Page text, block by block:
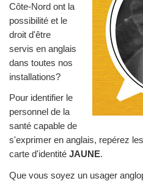
Côte-Nord ont la
possibilité et le
droit d'être
servis en anglais
dans toutes nos
installations?
Pour identifier le
personnel de la
santé capable de
s'exprimer en anglais, repérez
carte d'identité JAUNE.
Que vous soyez un usager